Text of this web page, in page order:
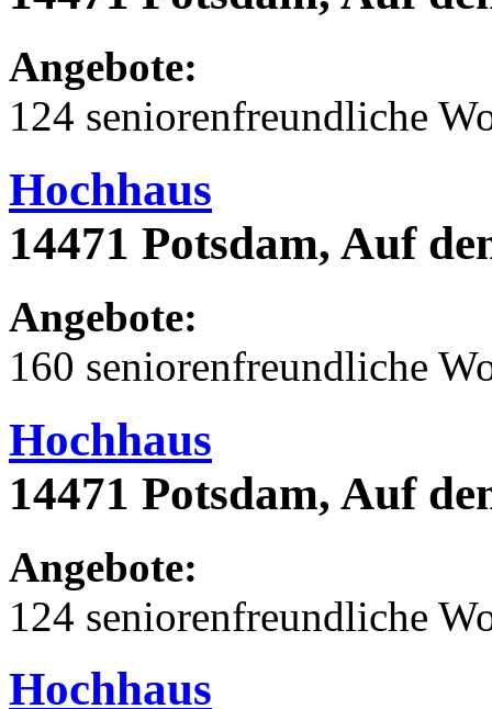
Angebote:
124 seniorenfreundliche
Hochhaus
14471 Potsdam, Auf
Angebote:
160 seniorenfreundliche
Hochhaus
14471 Potsdam, Auf
Angebote:
124 seniorenfreundliche
Hochhaus